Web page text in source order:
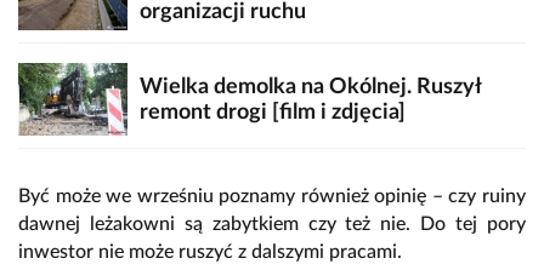
organizacji ruchu
Wielka demolka na Okólnej. Ruszył
remont drogi [film i zdjęcia]
Być może we wrześniu poznamy również opinię – czy ruiny
dawnej leżakowni są zabytkiem czy też nie. Do tej pory
inwestor nie może ruszyć z dalszymi pracami.